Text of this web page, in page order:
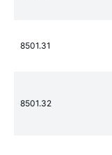
8501.31
8501.32